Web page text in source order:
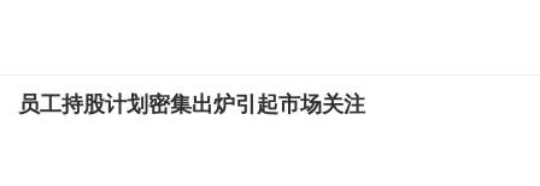
员工持股计划密集出炉引起市场关注